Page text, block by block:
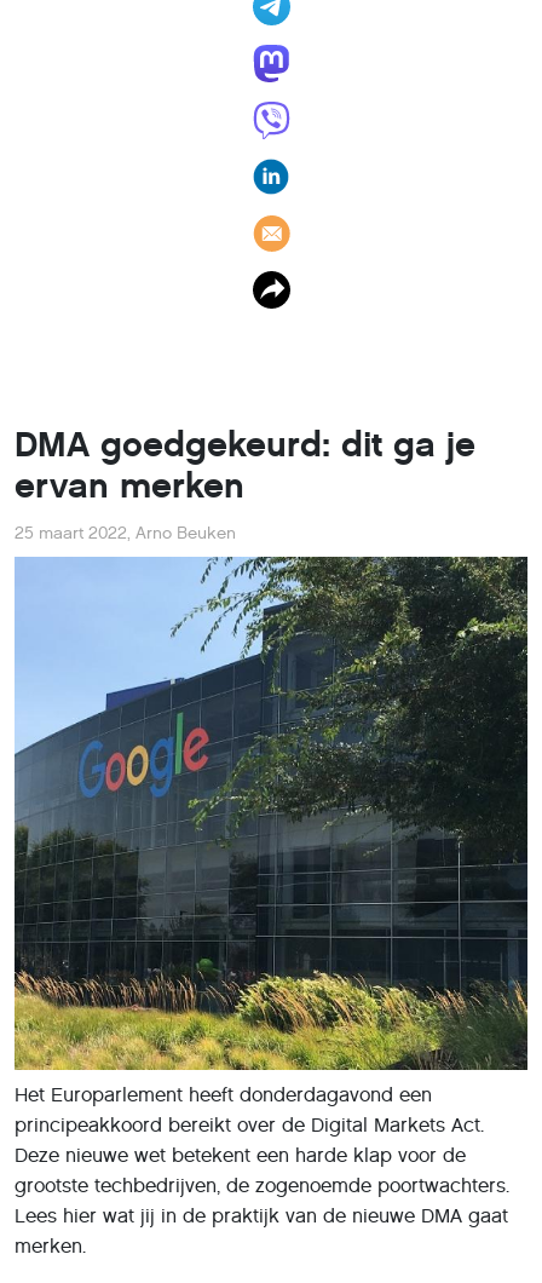
DMA goedgekeurd: dit ga je
ervan merken
25 maart 2022, Arno Beuken
Het Europarlement heeft donderdagavond een
principeakkoord bereikt over de Digital Markets Act.
Deze nieuwe wet betekent een harde klap voor de
grootste techbedrijven, de zogenoemde poortwachters.
Lees hier wat jij in de praktijk van de nieuwe DMA gaat
merken.